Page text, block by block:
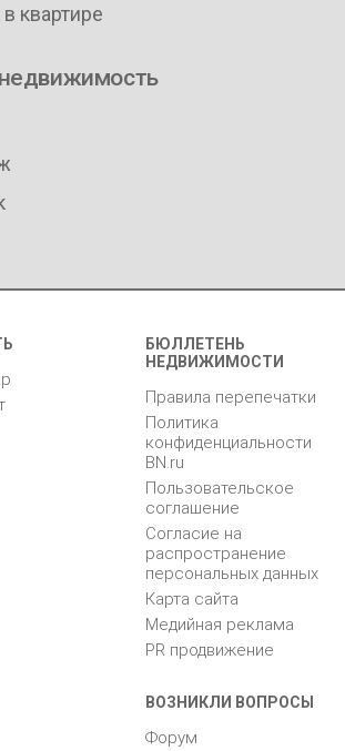
квартире
БЮЛЛЕТЕНЬ
НЕДВИЖИМОСТИ
Правила перепечатки
Политика
конфиденциальности
BN.ru
Пользовательское
соглашение
Согласие на
распространение
персональных данных
Карта сайта
Медийная реклама
PR продвижение
ВОЗНИКЛИ ВОПРОСЫ
Форум